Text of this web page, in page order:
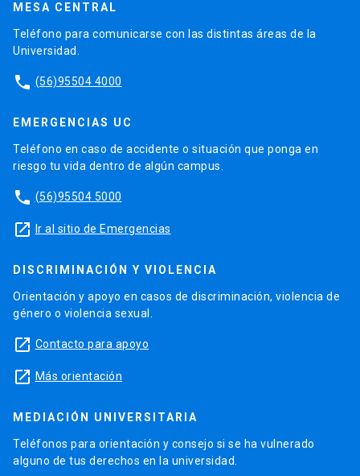
MESA CENTRAL
Teléfono para comunicarse con las distintas áreas de la
Universidad.
phone (56)95504 4000
EMERGENCIAS UC
Teléfono en caso de accidente o situación que ponga en
riesgo tu vida dentro de algún campus.
phone (56)95504 5000
launch Ir al sitio de Emergencias
DISCRIMINACIÓN Y VIOLENCIA
Orientación y apoyo en casos de discriminación, violencia de
género o violencia sexual.
launch Contacto para apoyo
launch Más orientación
MEDIACIÓN UNIVERSITARIA
Teléfonos para orientación y consejo si se ha vulnerado
alguno de tus derechos en la universidad.